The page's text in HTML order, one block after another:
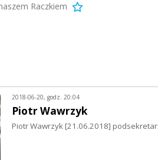
Raczkiem
2018-06-20, godz. 20:04
Piotr Wawrzyk
Piotr Wawrzyk [21.06.2018]